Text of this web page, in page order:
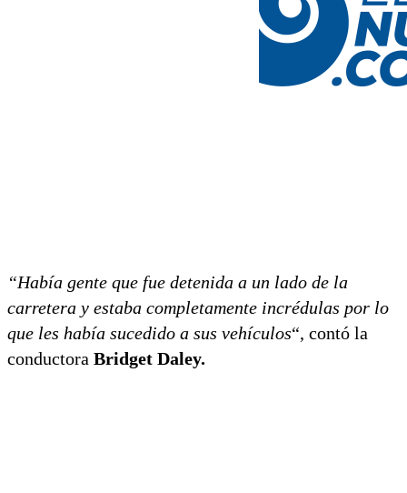
“Había gente que fue detenida a un lado de la
carretera y estaba completamente incrédulas por lo
que les había sucedido a sus vehículos“, contó la
conductora Bridget Daley.